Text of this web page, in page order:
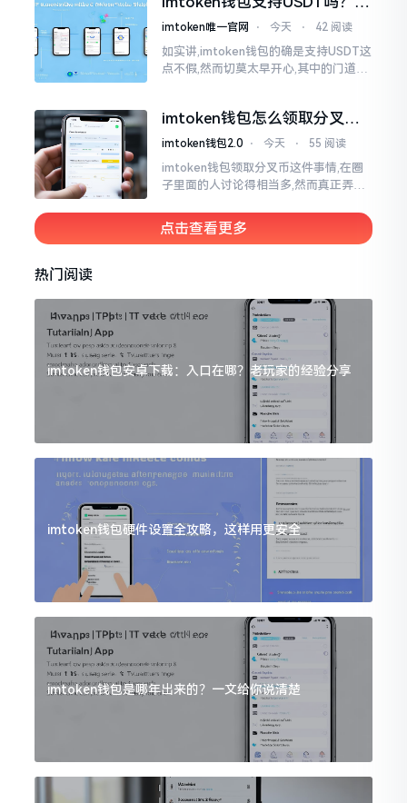
账提现全攻略
imtoken唯一官网 ⋅ 今天 ⋅ 42 阅读
如实讲,imtoken钱包的确是支持USDT这
点不假,然而切莫太早开心,其中的门道是
费高得主子心疼
imtoken钱包怎么领取分叉
币？老手教你避坑
imtoken钱包2.0 ⋅ 今天 ⋅ 55 阅读
imtoken钱包领取分叉币这件事情,在圈
子里面的人讨论得相当多,然而真正弄明
从原链fork出来的新的币种
点击查看更多
热门阅读
imtoken钱包安卓下载：入口在哪？老玩家的经验分享
imtoken钱包硬件设置全攻略，这样用更安全
imtoken钱包是哪年出来的？一文给你说清楚